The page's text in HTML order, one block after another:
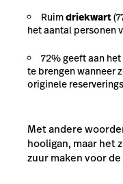
Ruimdriekwart
het aantal personen
72% geeft aan
te brengen wanneer
originele
Met andere
hooligan, maar het
zuur maken voor